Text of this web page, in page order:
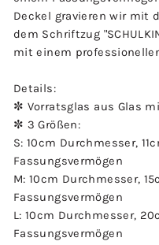
Deckel gravieren wir mit
dem Schriftzug
mit einem
Details:
✼ Vorratsglas aus Glas
✼ 3 Größen:
S: 10cm Durchmesser,
Fassungsvermögen
M: 10cm Durchmesser,
Fassungsvermögen
L: 10cm Durchmesser,
Fassungsvermögen